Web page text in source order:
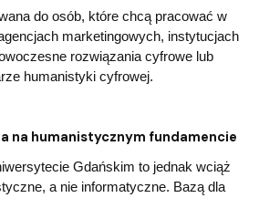
do osób, które chcą pracować w
marketingowych, instytucjach
rozwiązania cyfrowe lub
humanistyki cyfrowej.
na humanistycznym fundamencie
Gdańskim to jednak wciąż
a nie informatyczne. Bazą dla